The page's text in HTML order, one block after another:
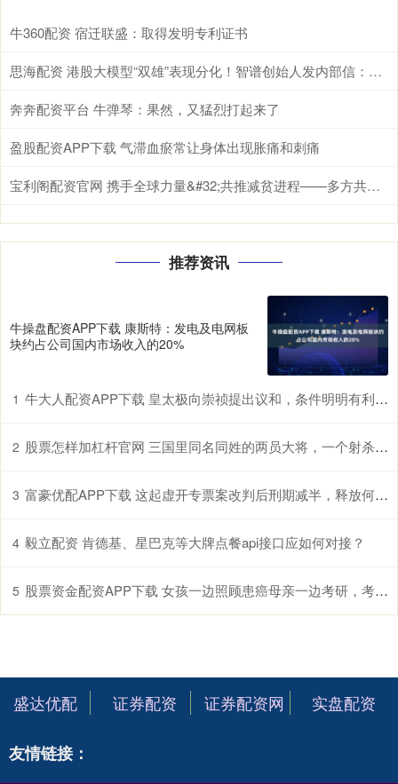
牛360配资 宿迁联盛：取得发明专利证书
思海配资 港股大模型“双雄”表现分化！智谱创始人发内部信：不追求短期变现，全力追求“全人类高度”
奔奔配资平台 牛弹琴：果然，又猛烈打起来了
盈股配资APP下载 气滞血瘀常让身体出现胀痛和刺痛
宝利阁配资官网 携手全球力量&#32;共推减贫进程——多方共议减贫合作
推荐资讯
牛操盘配资APP下载 康斯特：发电及电网板
块约占公司国内市场收入的20%
1 牛大人配资APP下载 皇太极向崇祯提出议和，条件明明有利于明朝，为何崇祯还是要拒绝
2 股票怎样加杠杆官网 三国里同名同姓的两员大将，一个射杀黄忠，另一个更厉害！
3 富豪优配APP下载 这起虚开专票案改判后刑期减半，释放何信号
4 毅立配资 肯德基、星巴克等大牌点餐api接口应如何对接？
5 股票资金配资APP下载 女孩一边照顾患癌母亲一边考研，考上后却确诊直肠癌晚期，“不治疗时就在家拍视频，不想闲着，有人找我倾诉时会觉得自己也是有价值的”
盛达优配 证券配资 证券配资网 实盘配资
友情链接：